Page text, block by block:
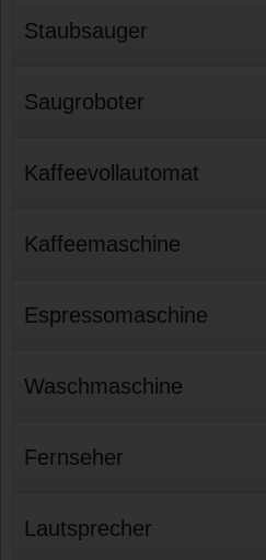
Staubsauger
Saugroboter
Kaffeevollautomat
Kaffeemaschine
Espressomaschine
Waschmaschine
Fernseher
Lautsprecher